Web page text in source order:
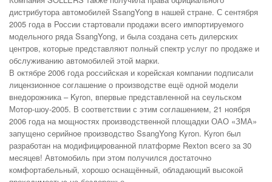
дистрибутора автомобилей SsangYong в нашей стране. С сентября
2005 года в России стартовали продажи всего импортируемого
модельного ряда SsangYong, и была создана сеть дилерских
центров, которые представляют полный спектр услуг по продаже и
обслуживанию автомобилей этой марки.
В октябре 2006 года российская и корейская компании подписали
лицензионное соглашение о производстве ещё одной модели
внедорожника – Kyron, впервые представленной на сеульском
Мотор-шоу-2005. В соответствии с этим соглашением, 21 ноября
2006 года на мощностях производственной площадки ОАО «ЗМА»
запущено серийное производство SsangYong Kyron. Kyron был
разработан на модифицированной платформе Rexton всего за 30
месяцев! Автомобиль при этом получился достаточно
комфортабельный, хорошо оснащённый, обладающий высокой